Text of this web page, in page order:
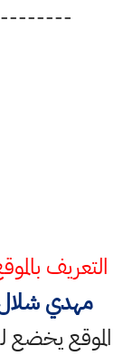
التعريف
مهدي
الموقع يخضع